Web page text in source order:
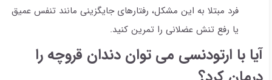
فرد مبتلا به این مشکل، رفتارهای جایگزینی مانند تنفس عمیق
یا رفع تنش عضلانی را تمرین کنید.
آیا با ارتودنسی می توان دندان قروچه را